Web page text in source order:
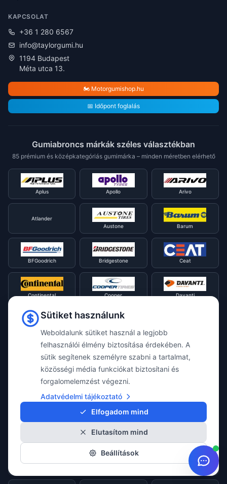
KAPCSOLAT
+36 1 280 6567
info@taylorgumi.hu
1194 Budapest
Méta utca 13.
🏍️ Motorgumishop.hu
📅 Időpont foglalás
Gumiabroncs márkák széles választékban
85 prémium és középkategóriás gumimárka – minden méretben elérhető
Aplus Apollo Arivo
Atlander
Austone
Barum
BFGoodrich Bridgestone Ceat
Continental Cooper Davanti
Debica
Double Star
Falken Firestone
General
Gripmax
Sütiket használunk
Weboldalunk sütiket használ a legjobb
felhasználói élmény biztosítása érdekében. A
sütik segítenek személyre szabni a tartalmat,
közösségi média funkciókat biztosítani és
forgalomelemzést végezni.
Adatvédelmi tájékoztató
Elfogadom mind
Elutasítom mind
Beállítások